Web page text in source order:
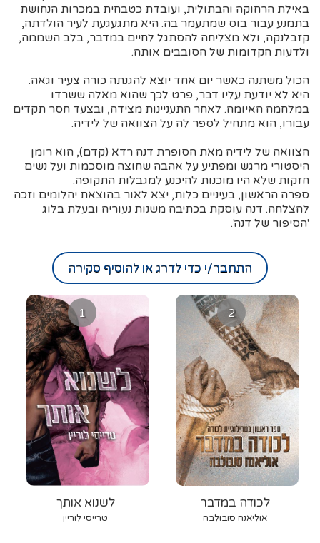
באילת הרחוקה והבתולית, ועובדת כטבחית במכרות הנחושת
בתמנע עבור בוס שמתעמר בה. היא מתגעגעת לעיר הולדתה,
קזבלנקה, ולא מצליחה להסתגל לחיים במדבר, בלב השממה,
ולדעות הקדומות של הסובבים אותה.
הכול משתנה כאשר יום אחד יוצא להגנתה כורה צעיר וגאה.
היא לא יודעת עליו דבר, פרט לכך שהוא מאלה ששרדו
במלחמה האיומה. לאחר התעניינות מצידה, ובצעד חסר תקדים
עבורו, הוא מתחיל לספר לה על הצוואה של לידיה.
הצוואה של לידיה מאת הסופרת דנה רדא (קדם), הוא רומן
היסטורי מרגש ומפתיע על אהבה שחוצה מוסכמות ועל נשים
חזקות שלא היו מוכנות להיכנע למגבלות התקופה.
ספרה הראשון, בעיניים כלות, יצא לאור בהוצאת יהלומים וזכה
להצלחה. דנה עוסקת בכתיבה משנות נעוריה ובעלת בלוג
'הסיפור של דנה'.
התחבר/י כדי לדרג או להוסיף סקירה
1
לשנוא אותך
טרייסי לוריין
2
לכודה במדבר
אוליאנה סובולבה